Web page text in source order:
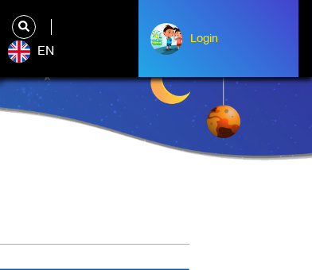
EN
Login
Login